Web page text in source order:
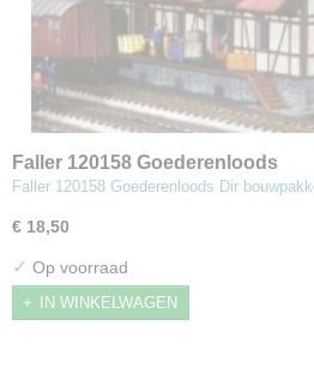
Faller 120158 Goederenloods
Faller 120158 Goederenloods Dir
€ 18,50
✓ Op voorraad
IN WINKELWAGEN